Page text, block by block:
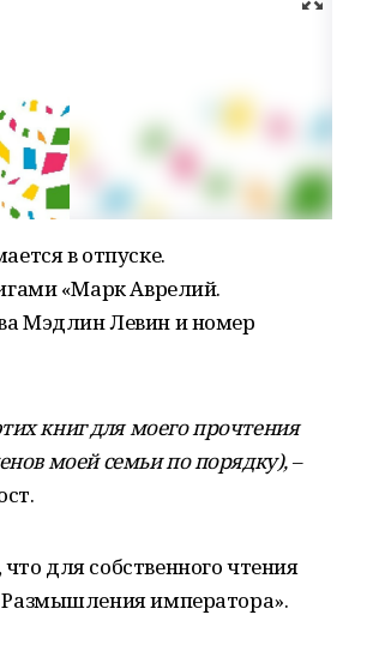
в отпуске.
«Марк Аврелий.
Мэдлин Левин и номер
книг для моего прочтения
моей семьи по порядку),–
для собственного чтения
Размышления императора».